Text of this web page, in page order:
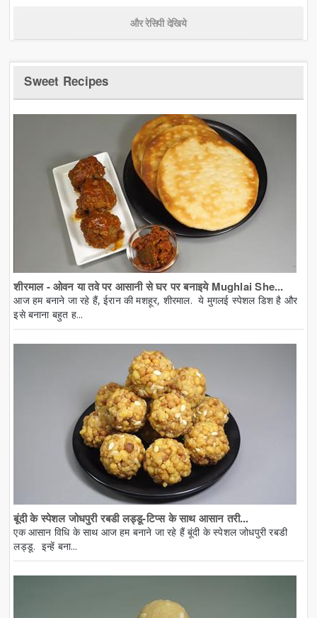
और रेसिपी देखिये
Sweet Recipes
शीरमाल - ओवन या तवे पर आसानी से घर पर बनाइये Mughlai She...
आज हम बनाने जा रहे हैं, ईरान की मशहूर, शीरमाल. ये मुगलई स्पेशल डिश है और
इसे बनाना बहुत ह...
बूंदी के स्पेशल जोधपुरी रबडी लड्डू-टिप्स के साथ आसान तरी...
एक आसान विधि के साथ आज हम बनाने जा रहे हैं बूंदी के स्पेशल जोधपुरी रबडी
लड्डू. इन्हें बना...